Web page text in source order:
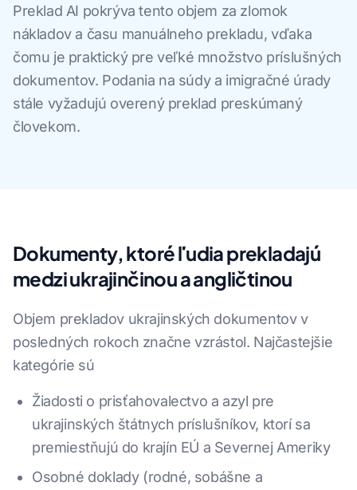
Preklad AI pokrýva tento objem za zlomok
nákladov a času manuálneho prekladu, vďaka
čomu je praktický pre veľké množstvo príslušných
dokumentov. Podania na súdy a imigračné úrady
stále vyžadujú overený preklad preskúmaný
človekom.
Dokumenty, ktoré ľudia prekladajú
medzi ukrajinčinou a angličtinou
Objem prekladov ukrajinských dokumentov v
posledných rokoch značne vzrástol. Najčastejšie
kategórie sú
Žiadosti o prisťahovalectvo a azyl pre
ukrajinských štátnych príslušníkov, ktorí sa
premiestňujú do krajín EÚ a Severnej Ameriky
Osobné doklady (rodné, sobášne a